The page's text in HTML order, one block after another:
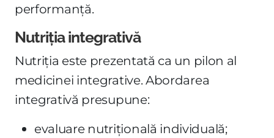
performanță.
Nutriția integrativă
Nutriția este prezentată ca un pilon al
medicinei integrative. Abordarea
integrativă presupune:
evaluare nutrițională individuală;